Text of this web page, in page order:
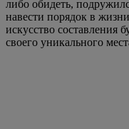
либо обидеть,
навести порядок в
искусство составления
своего уникального